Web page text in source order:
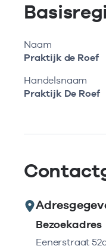
Naam
Praktijk de Roef
Handelsnaam
Praktijk De Roef
Bezoekadres
Eenerstraat